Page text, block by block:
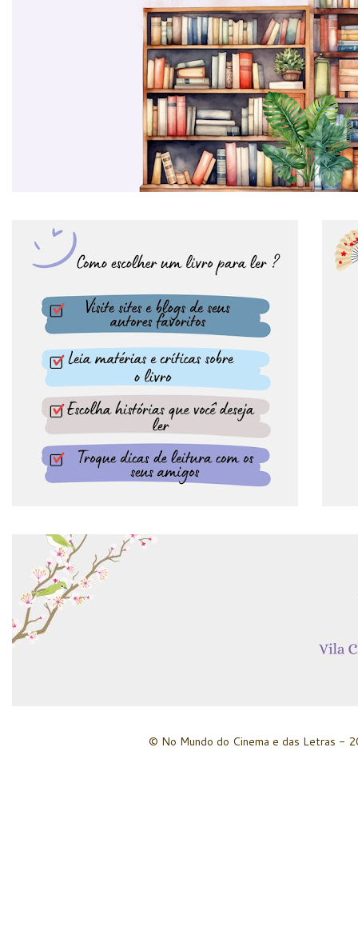
© No Mundo do Cinema e das Letras -